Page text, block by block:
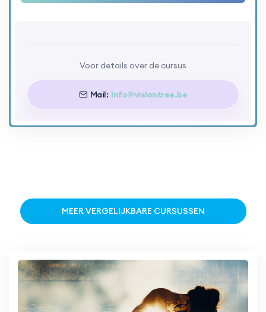
Voor details over de cursus
Mail: info@visiontree.be
MEER VERGELIJKBARE CURSUSSEN